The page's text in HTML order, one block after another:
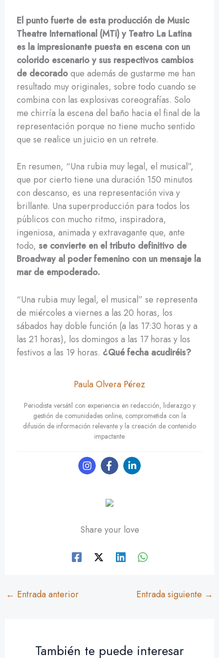
El punto fuerte de esta producción de Music
Theatre International (MTi) y Teatro La Latina
es la impresionante puesta en escena con un
colorido escenario y sus respectivos cambios
de decoradoque además de gustarme me han
resultado muy originales, sobre todo cuando se
combina con las explosivas coreografías. Solo
me chirría la escena del baño hacia el final de la
representación porque no tiene mucho sentido
que se realice un juicio en un retrete.
En resumen, “Una rubia muy legal, el musical”,
que por cierto tiene una duración 150 minutos
con descanso, es una representación viva y
brillante. Una superproducción para todos los
públicos con mucho ritmo, inspiradora,
ingeniosa, animada y extravagante que, ante
todo, se convierte en el tributo definitivo de
Broadway al poder femenino con un mensaje la
mar de empoderado.
“Una rubia muy legal, el musical” se representa
de miércoles a viernes a las 20 horas, los
sábados hay doble función (a las 17:30 horas y a
las 21 horas), los domingos a las 17 horas y los
festivos a las 19 horas. ¿Qué fecha acudiréis?
Paula Olvera Pérez
Periodista versátil con experiencia en redacción, liderazgo y
gestión de comunidades online, comprometida con la
difusión de información relevante y la creación de contenido
impactante
Share your love
← Entrada anterior Entrada siguiente →
También te puede interesar